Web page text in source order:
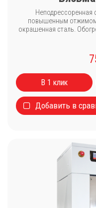
Неподрессоренная
повышенным
окрашенная сталь.
В 1 клик
Добавить в